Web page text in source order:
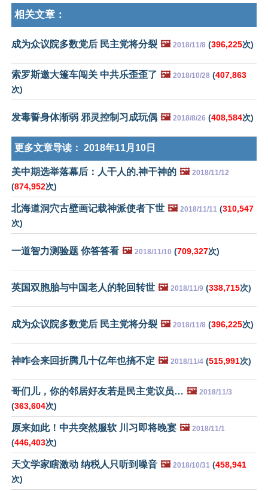
相关文章：
成为众议院多数党后 民主党将分裂 🖼️ 2018/11/8 (396,225次)
索罗斯邀大篷车闯关 中共乐歪歪了 🖼️ 2018/10/28 (407,863
次)
发毒誓身体渐弱 邪灵控制习成玩偶 🖼️ 2018/8/26 (408,584次)
更多文章导读： 2018年11月10日
美中期选举落幕后：人干人的,神干神的 🖼️ 2018/11/12
(874,952次)
北海道洞穴古壁画记载神派使者下世 🖼️ 2018/11/11 (310,547
次)
一道智力测验题 你答答看 🖼️ 2018/11/10 (709,327次)
英国双胞胎与中国老人的轮回转世 🖼️ 2018/11/9 (338,715次)
成为众议院多数党后 民主党将分裂 🖼️ 2018/11/8 (396,225次)
神咋会来回折腾几十亿年也搞不定 🖼️ 2018/11/4 (515,991次)
哥们儿，你的邻居好友若是民主党议员… 🖼️ 2018/11/3
(363,604次)
原来如此！中共突然服软 川习即将晚宴 🖼️ 2018/11/1
(446,403次)
天文学家瞎激动 纳税人只听到噪音 🖼️ 2018/10/31 (458,941
次)